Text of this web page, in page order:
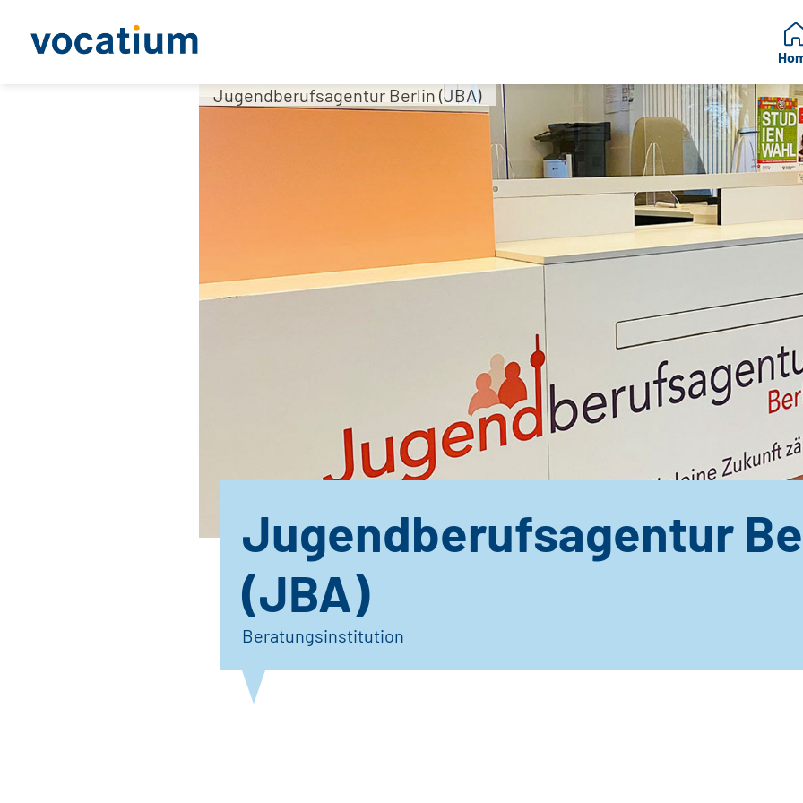
Jugendberufsagentur Berlin (JBA)
Jugendberufsagentur
(JBA)
Beratungsinstitution